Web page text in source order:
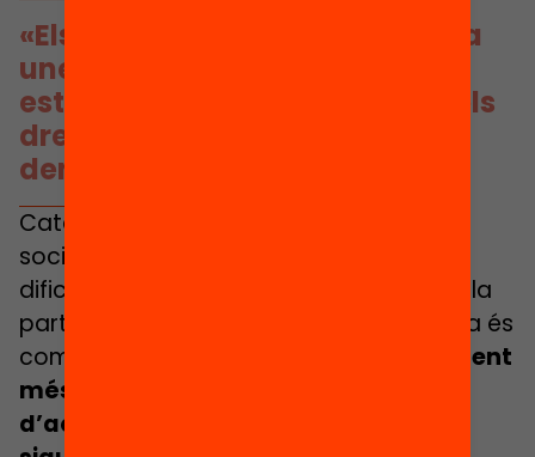
«Els països avancen quan hi ha
unes societats civils
estructurades, que defensen els
drets de la població, que
denuncien, es mobilitzen»
Catalunya és un bon exemple d’una
societat civil ben estructurada, però la
dificultat que tenim actualment és que la
participació en una societat polaritzada és
complexa. L
a polarització social està fent
més difícil que les causes que moltes
d’aquestes organitzacions defensen